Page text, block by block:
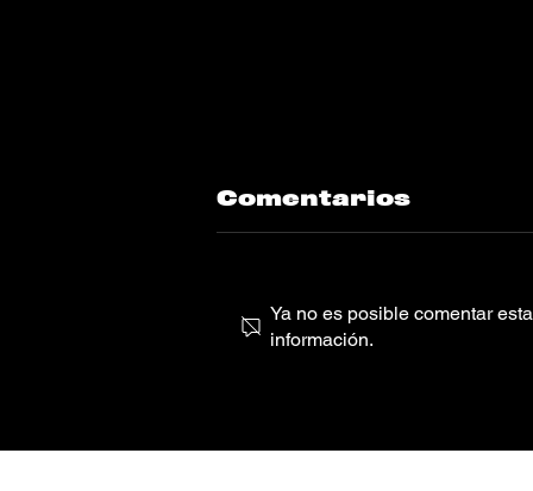
álbum
Comentarios
Ya no es posible comentar
información.